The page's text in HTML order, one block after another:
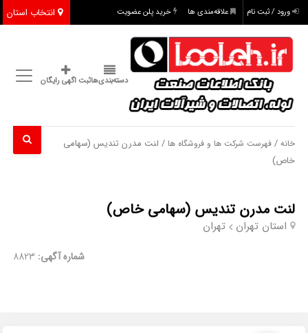
انتخاب استان ورود / ثبت نام علاقه‌مندی ها خرید پلن عضویت
دسته‌بندی‌هاثبت اگهی رایگان
خانه /فهرست شرکت ها و فروشگاه ها / لنت مدرن تندیس (سهامی
خاص)
لنت مدرن تندیس (سهامی خاص)
استان تهران تهران
شماره آگهی: 8823